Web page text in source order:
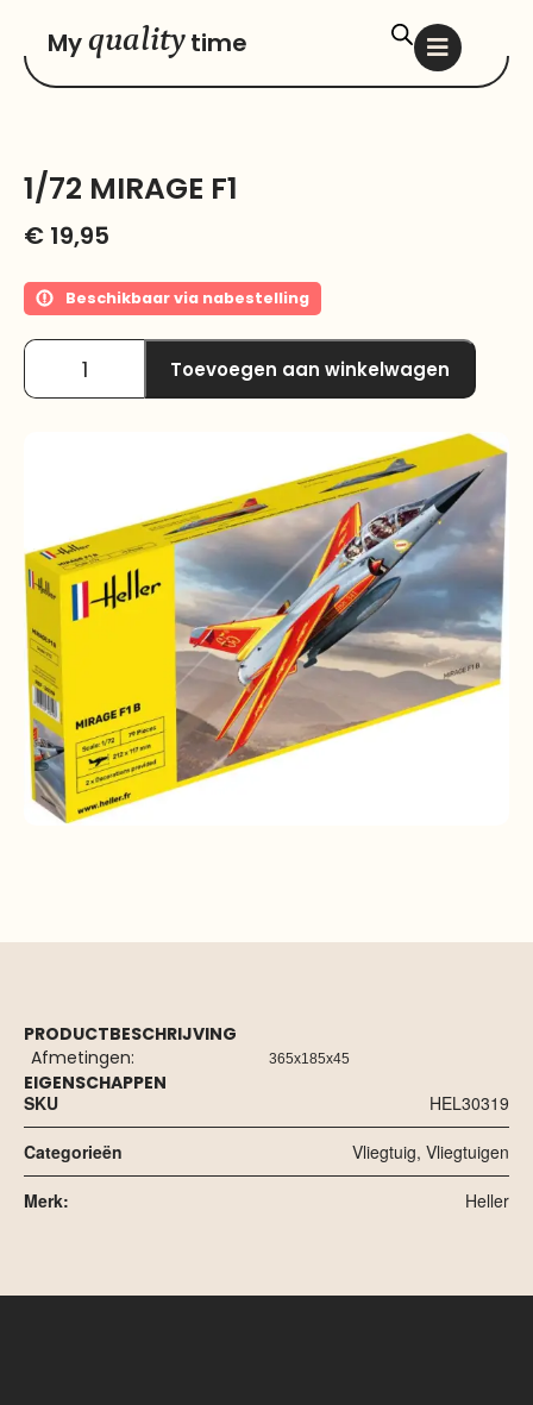
Myquality time
1/72 MIRAGE F1
€ 19,95
Beschikbaar via nabestelling
Toevoegen aan winkelwagen
PRODUCTBESCHRIJVING
Afmetingen:
365x185x45
EIGENSCHAPPEN
SKU
HEL30319
Categorieën Vliegtuig, Vliegtuigen
Merk: Heller